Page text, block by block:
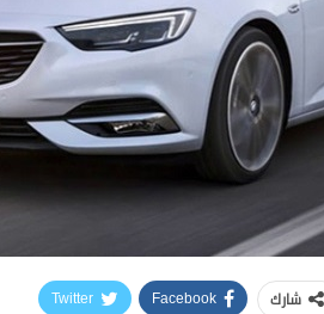
شارك Facebook
Twitter